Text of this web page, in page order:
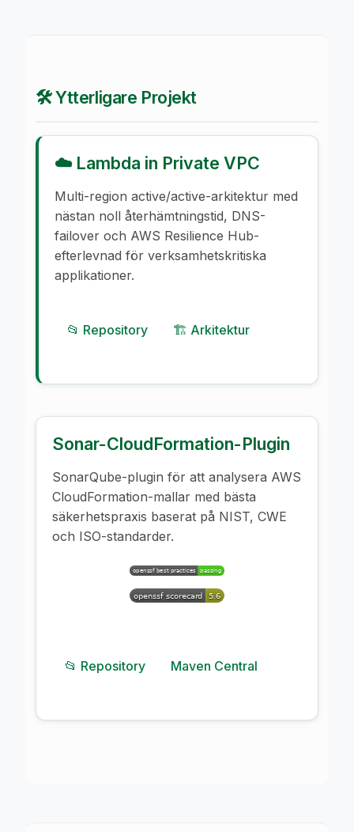
🛠️ Ytterligare Projekt
☁️ Lambda in Private VPC
Multi-region active/active-arkitektur med
nästan noll återhämtningstid, DNS-
failover och AWS Resilience Hub-
efterlevnad för verksamhetskritiska
applikationer.
📂 Repository 🏗️ Arkitektur
Sonar-CloudFormation-Plugin
SonarQube-plugin för att analysera AWS
CloudFormation-mallar med bästa
säkerhetspraxis baserat på NIST, CWE
och ISO-standarder.
📂 Repository Maven Central